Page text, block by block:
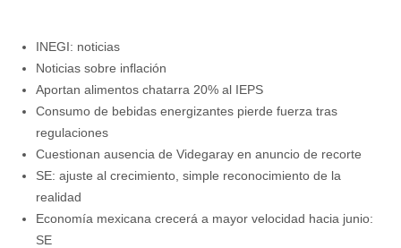
INEGI: noticias
Noticias sobre inflación
Aportan alimentos chatarra 20% al IEPS
Consumo de bebidas energizantes pierde fuerza tras
regulaciones
Cuestionan ausencia de Videgaray en anuncio de recorte
SE: ajuste al crecimiento, simple reconocimiento de la
realidad
Economía mexicana crecerá a mayor velocidad hacia junio:
SE